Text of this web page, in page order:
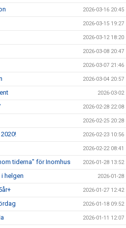
2026-03-16 20:45
2026-03-15 19:27
2026-03-12 18:20
2026-03-08 20:47
2026-03-07 21:46
2026-03-04 20:57
2026-03-02
2026-02-28 22:08
2026-02-25 20:28
2026-02-23 10:56
2026-02-22 08:41
tiderna" för Inomhus 2026-01-28 13:52
helgen 2026-01-28
2026-01-27 12:42
2026-01-18 09:52
2026-01-11 12:07